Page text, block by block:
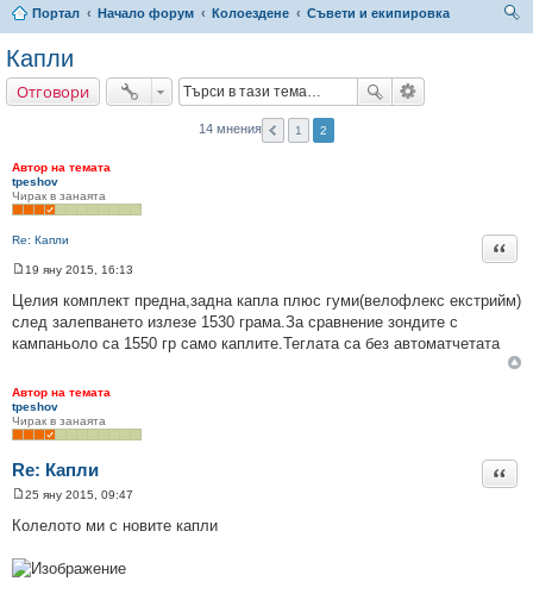
Портал Начало форум Колоездене
Съвети и екипировка
Капли
Отговори
14 мнения 1 2
Автор на темата
tpeshov
Чирак в занаята
Re: Капли
е
н
е
19 яну 2015, 16:13
Целия комплект предна,задна капла плюс гуми(велофлекс екстрийм)
след залепването излезе 1530 грама.За сравнение зондите с
кампаньоло са 1550 гр само каплите.Теглата са без автоматчетата
Автор на темата
tpeshov
Чирак в занаята
Re: Капли
е
и
е
25 яну 2015, 09:47
Колелото ми с новите капли